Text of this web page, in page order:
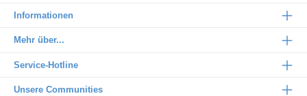
Informationen
Mehr über...
Service-Hotline
Unsere Communities